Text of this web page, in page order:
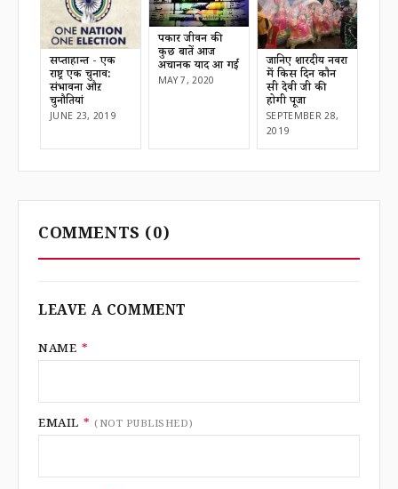
सप्ताहान्त - एक
राष्ट्र एक चुनाव:
संभावना औऱ
चुनौतियां
JUNE 23, 2019
पत्रकार जीवन की
कुछ बातें आज
अचानक याद आ गईं
MAY 7, 2020
जानिए शारदीय नवरात्र
में किस दिन कौन
सी देवी जी की
होगी पूजा
SEPTEMBER 28,
2019
COMMENTS (0)
LEAVE A COMMENT
NAME *
EMAIL * (NOT PUBLISHED)